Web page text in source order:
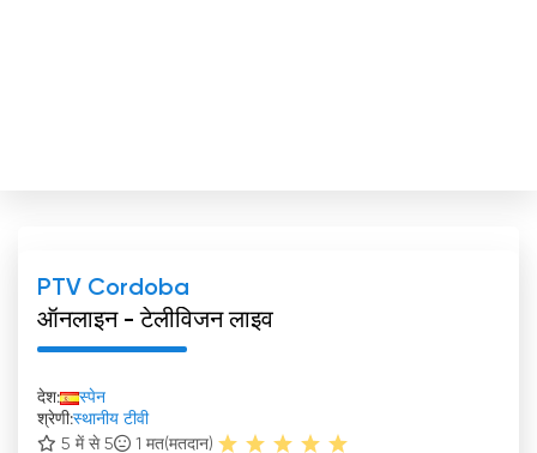
PTV Cordoba
ऑनलाइन - टेलीविजन लाइव
देश:
स्पेन
श्रेणी:स्थानीय टीवी
5 में से 5
1 मत(मतदान)